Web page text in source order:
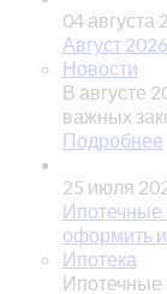
04 августа
Август
Новости
В августе
важных
Подробнее
25 июля
Ипотечные
оформить и
Ипотека
Ипотечные